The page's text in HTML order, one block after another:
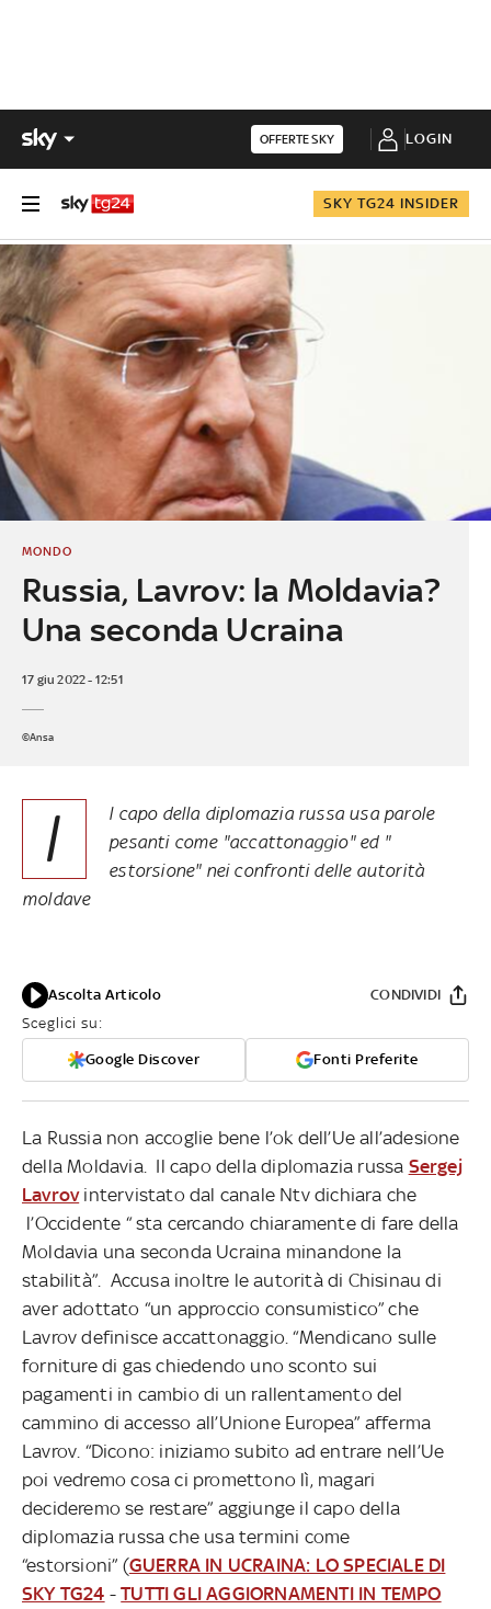
OFFERTE SKY LOGIN
SKY TG24 INSIDER
Russia, Lavrov: la Moldavia?
Una seconda Ucraina
MONDO
17 giu 2022 - 12:51
©Ansa
I
l capo della diplomazia russa usa parole
pesanti come "accattonaggio" ed "
estorsione" nei confronti delle autorità
moldave
Ascolta Articolo
Sceglici su:
Google Discover Fonti Preferite
CONDIVIDI
La Russia non accoglie bene l’ok dell’Ue all’adesione
della Moldavia. Il capo della diplomazia russa Sergej
Lavrovintervistato dal canale Ntv dichiara che
l’Occidente “ sta cercando chiaramente di fare della
Moldavia una seconda Ucraina minandone la
stabilità”. Accusa inoltre le autorità di Chisinau di
aver adottato “un approccio consumistico” che
Lavrov definisce accattonaggio. “Mendicano sulle
forniture di gas chiedendo uno sconto sui
pagamenti in cambio di un rallentamento del
cammino di accesso all’Unione Europea” afferma
Lavrov. “Dicono: iniziamo subito ad entrare nell’Ue
poi vedremo cosa ci promettono lì, magari
decideremo se restare” aggiunge il capo della
diplomazia russa che usa termini come
“estorsioni” (GUERRA IN UCRAINA: LO SPECIALE DI
SKY TG24 -TUTTI GLI AGGIORNAMENTI IN TEMPO